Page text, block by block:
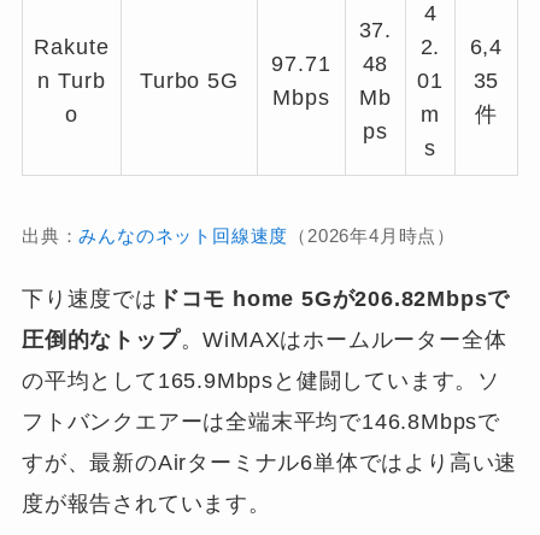
Rakute
n Turb
o
Turbo 5G
97.71
Mbps
37.
48
Mb
ps
4
2.
01
m
s
6,4
35
件
出典：みんなのネット回線速度 （2026年4月時点）
下り速度では ドコモ home 5Gが206.82Mbpsで
圧倒的なトップ。WiMAXはホームルーター全体
の平均として165.9Mbpsと健闘しています。ソ
フトバンクエアーは全端末平均で146.8Mbpsで
すが、最新のAirターミナル6単体ではより高い速
度が報告されています。